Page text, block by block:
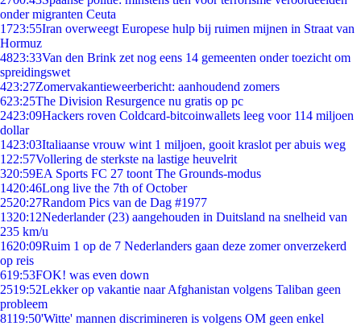
onder migranten Ceuta
1723:55Iran overweegt Europese hulp bij ruimen mijnen in Straat van
Hormuz
4823:33Van den Brink zet nog eens 14 gemeenten onder toezicht om
spreidingswet
423:27Zomervakantieweerbericht: aanhoudend zomers
623:25The Division Resurgence nu gratis op pc
2423:09Hackers roven Coldcard-bitcoinwallets leeg voor 114 miljoen
dollar
1423:03Italiaanse vrouw wint 1 miljoen, gooit kraslot per abuis weg
1 22:57Vollering de sterkste na lastige heuvelrit
320:59EA Sports FC 27 toont The Grounds-modus
1420:46Long live the 7th of October
2520:27Random Pics van de Dag #1977
1320:12Nederlander (23) aangehouden in Duitsland na snelheid van
235 km/u
1620:09Ruim 1 op de 7 Nederlanders gaan deze zomer onverzekerd
op reis
619:53FOK! was even down
2519:52Lekker op vakantie naar Afghanistan volgens Taliban geen
probleem
8119:50'Witte' mannen discrimineren is volgens OM geen enkel